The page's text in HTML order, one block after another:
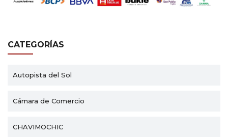
CATEGORÍAS
Autopista del Sol
Cámara de Comercio
CHAVIMOCHIC